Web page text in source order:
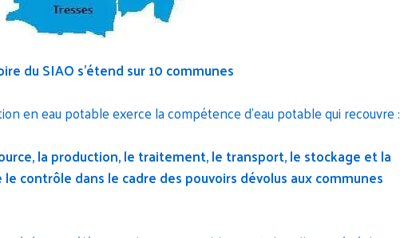
du SIAO s'étend sur 10 communes
en eau potable exerce la compétence d'eau potable qui recouvre :
la production, le traitement, le transport, le stockage et la
contrôle dans le cadre des pouvoirs dévolus aux communes